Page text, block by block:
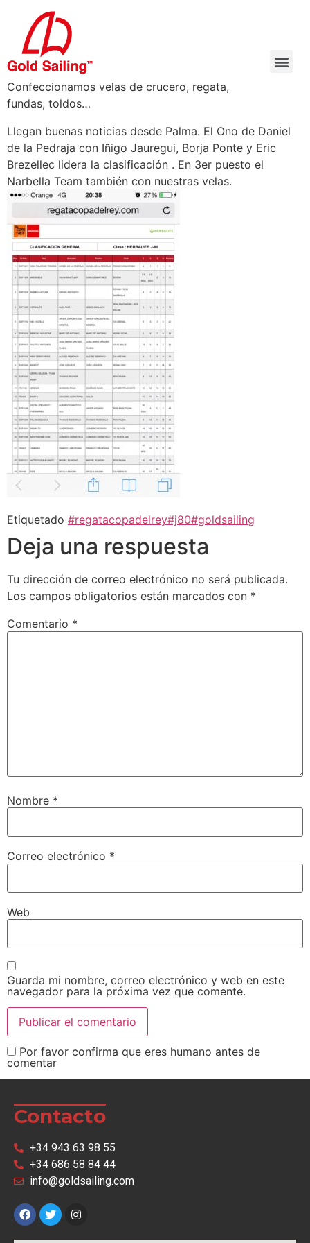
Confeccionamos velas de crucero, regata,
fundas, toldos…
Llegan buenas noticias desde Palma. El Ono de Daniel
de la Pedraja con Iñigo Jauregui, Borja Ponte y Eric
Brezellec lidera la clasificación . En 3er puesto el
Narbella Team también con nuestras velas.
Etiquetado #regatacopadelrey#j80#goldsailing
Deja una respuesta
Tu dirección de correo electrónico no será publicada.
Los campos obligatorios están marcados con *
Comentario *
Nombre *
Correo electrónico *
Web
Guarda mi nombre, correo electrónico y web en este
navegador para la próxima vez que comente.
Por favor confirma que eres humano antes de
comentar
Contacto
+34 943 63 98 55
+34 686 58 84 44
info@goldsailing.com